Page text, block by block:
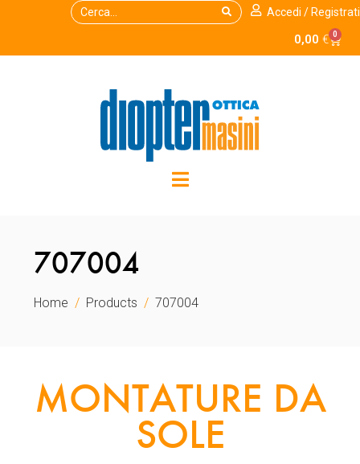
Accedi / Registrati
0,00 € 0
707004
Home Products 707004
MONTATURE DA
SOLE